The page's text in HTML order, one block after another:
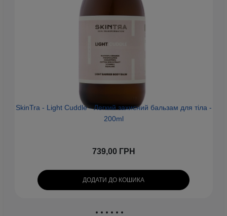
SkinTra - Light Cuddle - Легкий захисний бальзам для тіла -
200ml
739,00 ГРН
ДОДАТИ ДО КОШИКА